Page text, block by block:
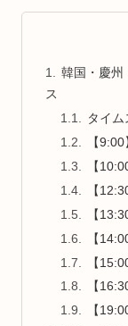
韓国・慶州
ス
タイ
【
【
【
【
【
【
【
【